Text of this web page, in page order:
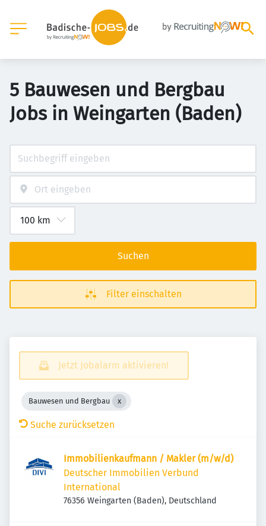
5 Bauwesen und Bergbau
Jobs in Weingarten (Baden)
Suchen
Filter einschalten
Jetzt Jobalarm aktivieren!
Bauwesen und Bergbau
Suche zurücksetzen
Immobilienkaufmann / Makler (m/w/d)
Deutscher Immobilien Verbund
International
76356 Weingarten (Baden), Deutschland